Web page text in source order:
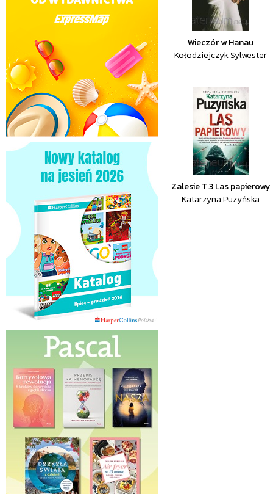
Wieczór w Hanau
Kołodziejczyk Sylwester
Zalesie T.3 Las papierowy
Katarzyna Puzyńska